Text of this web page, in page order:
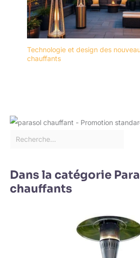
Technologie et design des
chauffants
Dans la catégorie
chauffants